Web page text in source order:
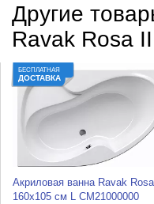
Другие
Ravak Rosa II
БЕСПЛАТНАЯ
ДОСТАВКА
Акриловая ванна Ravak Rosa
160x105 см L CM21000000